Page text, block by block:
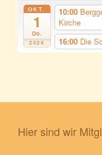
OKT.
1
Do.
2026
10:00
Kirche
16:00 Die
Hier sind wir